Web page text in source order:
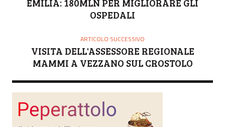
EMILIA: 180MLN PER MIGLIORARE GLI
OSPEDALI
ARTICOLO SUCCESSIVO
VISITA DELL'ASSESSORE REGIONALE
MAMMI A VEZZANO SUL CROSTOLO